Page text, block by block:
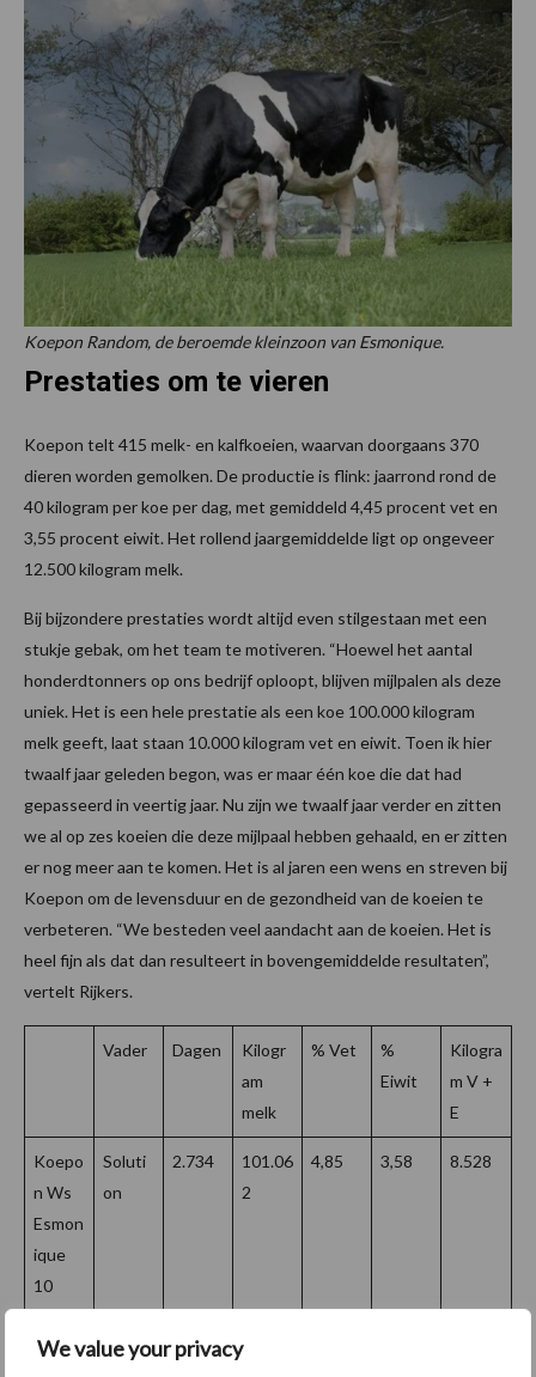
We value your privacy
Koepon Random, de beroemde kleinzoon van Esmonique.
Prestaties om te vieren
Koepon telt 415 melk- en kalfkoeien, waarvan doorgaans 370
dieren worden gemolken. De productie is flink: jaarrond rond de
40 kilogram per koe per dag, met gemiddeld 4,45 procent vet en
3,55 procent eiwit. Het rollend jaargemiddelde ligt op ongeveer
12.500 kilogram melk.
Bij bijzondere prestaties wordt altijd even stilgestaan met een
stukje gebak, om het team te motiveren. “Hoewel het aantal
honderdtonners op ons bedrijf oploopt, blijven mijlpalen als deze
uniek. Het is een hele prestatie als een koe 100.000 kilogram
melk geeft, laat staan 10.000 kilogram vet en eiwit. Toen ik hier
twaalf jaar geleden begon, was er maar één koe die dat had
gepasseerd in veertig jaar. Nu zijn we twaalf jaar verder en zitten
we al op zes koeien die deze mijlpaal hebben gehaald, en er zitten
er nog meer aan te komen. Het is al jaren een wens en streven bij
Koepon om de levensduur en de gezondheid van de koeien te
verbeteren. “We besteden veel aandacht aan de koeien. Het is
heel fijn als dat dan resulteert in bovengemiddelde resultaten”,
vertelt Rijkers.
Vader Dagen
Kilogr
am
melk
% Vet
%
Eiwit
Kilogra
m V +
E
Koepo
n Ws
Esmon
ique
10
Soluti
on
2.734
101.06
2
4,85 3,58 8.528